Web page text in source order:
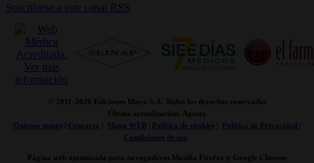
Suscribirse a este canal RSS
© 2011- 2026 Ediciones Mayo S.A. Todos los derechos reservados
Última actualización: Agosto
Quienes somos| Contacto Mapa WEB| Politica de cookies|
Politica de Privacidad /
Condiciones de uso
Página web optimizada para navegadores Mozilla Firefox y Google Chrome